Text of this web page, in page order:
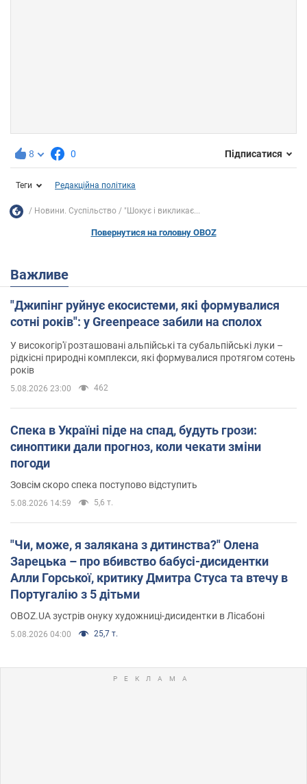
8 0 Підписатися
Теги Редакційна політика
Новини. Суспільство "Шокує і викликає...
Повернутися на головну OBOZ
Важливе
"Джипінг руйнує екосистеми, які формувалися
сотні років": у Greenpeace забили на сполох
У високогір'ї розташовані альпійські та субальпійські луки –
рідкісні природні комплекси, які формувалися протягом сотень
років
5.08.2026 23:00 462
Спека в Україні піде на спад, будуть грози:
синоптики дали прогноз, коли чекати зміни
погоди
Зовсім скоро спека поступово відступить
5.08.2026 14:59 5,6 т.
"Чи, може, я залякана з дитинства?" Олена
Зарецька – про вбивство бабусі-дисидентки
Алли Горської, критику Дмитра Стуса та втечу в
Португалію з 5 дітьми
OBOZ.UA зустрів онуку художниці-дисидентки в Лісабоні
5.08.2026 04:00 25,7 т.